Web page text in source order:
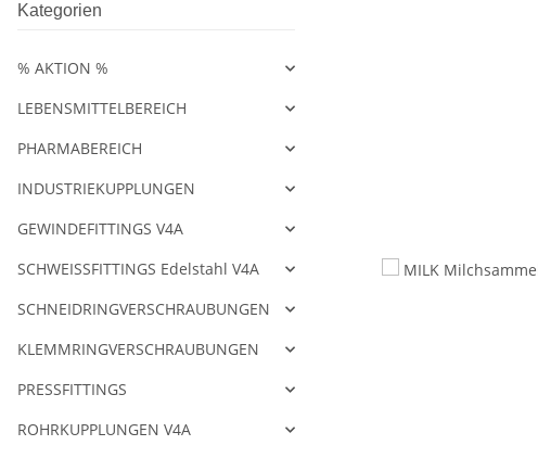
Kategorien
% AKTION %
LEBENSMITTELBEREICH
PHARMABEREICH
INDUSTRIEKUPPLUNGEN
GEWINDEFITTINGS V4A
SCHWEISSFITTINGS Edelstahl V4A
SCHNEIDRINGVERSCHRAUBUNGEN
KLEMMRINGVERSCHRAUBUNGEN
PRESSFITTINGS
ROHRKUPPLUNGEN V4A